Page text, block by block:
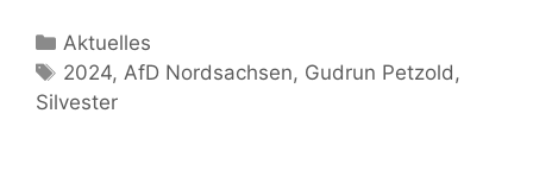
Kategorien
Aktuelles
Schlagwörter
2024, AfD Nordsachsen, Gudrun Petzold ,
Silvester